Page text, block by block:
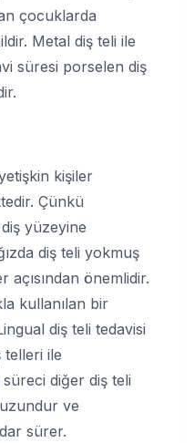
çocuklarda
Metal diş teli ile
süresi porselen diş
kişiler
Çünkü
yüzeyine
diş teli yokmuş
açısından önemlidir.
kullanılan bir
diş teli tedavisi
telleri ile
süreci diğer diş teli
ve
sürer.